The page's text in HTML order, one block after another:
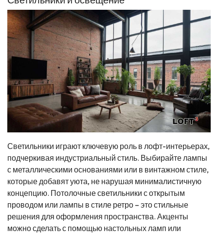
Светильники играют ключевую роль в лофт-интерьерах,
подчеркивая индустриальный стиль. Выбирайте лампы
с металлическими основаниями или в винтажном стиле,
которые добавят уюта, не нарушая минималистичную
концепцию. Потолочные светильники с открытым
проводом или лампы в стиле ретро – это стильные
решения для оформления пространства. Акценты
можно сделать с помощью настольных ламп или